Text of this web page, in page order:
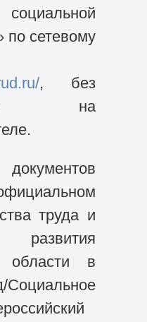
по сетевому
, без
на
труда и
развития
области в